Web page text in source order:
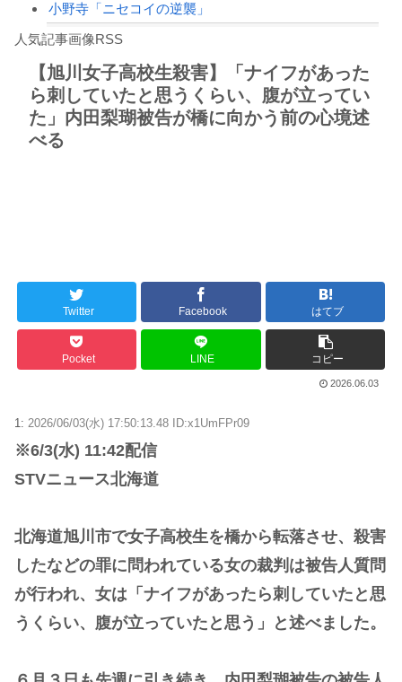
Powered by livedoor 相互RSS
小野寺「ニセコイの逆襲」
【言うて人手不足だし？】未経験から「エンジニア」になるという選択‥‥
8/4のニュース
日本旅行キャンセルすべきか…1万年ぶり史上最大級の火山の兆し＝韓国の反応
更新中止のお知らせ
Powered by livedoor 相互RSS
人気記事画像RSS
【旭川女子高校生殺害】「ナイフがあった
ら刺していたと思うくらい、腹が立ってい
た」内田梨瑚被告が橋に向かう前の心境述
べる
Twitter Facebook はてブ
Pocket LINE コピー
2026.06.03
1: 2026/06/03(水) 17:50:13.48 ID:x1UmFPr09
※6/3(水) 11:42配信
STVニュース北海道
北海道旭川市で女子高校生を橋から転落させ、殺害
したなどの罪に問われている女の裁判は被告人質問
が行われ、女は「ナイフがあったら刺していたと思
うくらい、腹が立っていたと思う」と述べました。